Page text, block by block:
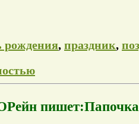
рождения, праздник,